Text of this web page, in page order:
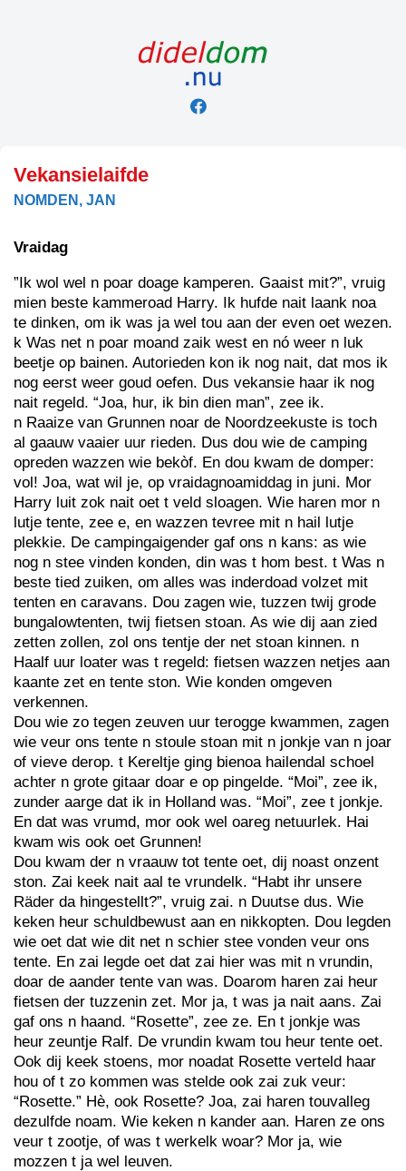
Vekansielaifde
NOMDEN, JAN
Vraidag
”Ik wol wel n poar doage kamperen. Gaaist mit?”, vruig
mien beste kammeroad Harry. Ik hufde nait laank noa
te dinken, om ik was ja wel tou aan der even oet wezen.
k Was net n poar moand zaik west en nó weer n luk
beetje op bainen. Autorieden kon ik nog nait, dat mos ik
nog eerst weer goud oefen. Dus vekansie haar ik nog
nait regeld. “Joa, hur, ik bin dien man”, zee ik.
n Raaize van Grunnen noar de Noordzeekuste is toch
al gaauw vaaier uur rieden. Dus dou wie de camping
opreden wazzen wie bekòf. En dou kwam de domper:
vol! Joa, wat wil je, op vraidagnoamiddag in juni. Mor
Harry luit zok nait oet t veld sloagen. Wie haren mor n
lutje tente, zee e, en wazzen tevree mit n hail lutje
plekkie. De campingaigender gaf ons n kans: as wie
nog n stee vinden konden, din was t hom best. t Was n
beste tied zuiken, om alles was inderdoad volzet mit
tenten en caravans. Dou zagen wie, tuzzen twij grode
bungalowtenten, twij fietsen stoan. As wie dij aan zied
zetten zollen, zol ons tentje der net stoan kinnen. n
Haalf uur loater was t regeld: fietsen wazzen netjes aan
kaante zet en tente ston. Wie konden omgeven
verkennen.
Dou wie zo tegen zeuven uur terogge kwammen, zagen
wie veur ons tente n stoule stoan mit n jonkje van n joar
of vieve derop. t Kereltje ging bienoa hailendal schoel
achter n grote gitaar doar e op pingelde. “Moi”, zee ik,
zunder aarge dat ik in Holland was. “Moi”, zee t jonkje.
En dat was vrumd, mor ook wel oareg netuurlek. Hai
kwam wis ook oet Grunnen!
Dou kwam der n vraauw tot tente oet, dij noast onzent
ston. Zai keek nait aal te vrundelk. “Habt ihr unsere
Räder da hingestellt?”, vruig zai. n Duutse dus. Wie
keken heur schuldbewust aan en nikkopten. Dou legden
wie oet dat wie dit net n schier stee vonden veur ons
tente. En zai legde oet dat zai hier was mit n vrundin,
doar de aander tente van was. Doarom haren zai heur
fietsen der tuzzenin zet. Mor ja, t was ja nait aans. Zai
gaf ons n haand. “Rosette”, zee ze. En t jonkje was
heur zeuntje Ralf. De vrundin kwam tou heur tente oet.
Ook dij keek stoens, mor noadat Rosette verteld haar
hou of t zo kommen was stelde ook zai zuk veur:
“Rosette.” Hè, ook Rosette? Joa, zai haren touvalleg
dezulfde noam. Wie keken n kander aan. Haren ze ons
veur t zootje, of was t werkelk woar? Mor ja, wie
mozzen t ja wel leuven.